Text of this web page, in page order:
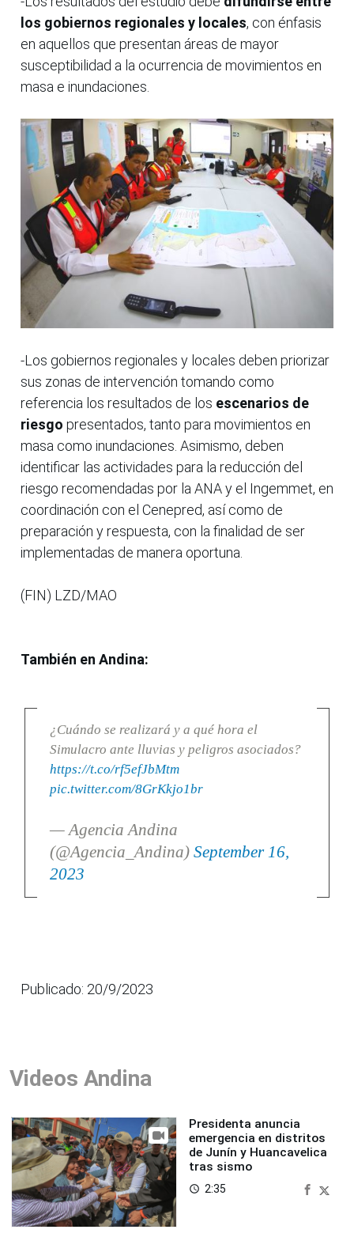
los gobiernos regionales y locales, con énfasis
en aquellos que presentan áreas de mayor
susceptibilidad a la ocurrencia de movimientos en
masa e inundaciones.
-Los gobiernos regionales y locales deben priorizar
sus zonas de intervención tomando como
referencia los resultados de los escenarios de
riesgo presentados, tanto para movimientos en
masa como inundaciones. Asimismo, deben
identificar las actividades para la reducción del
riesgo recomendadas por la ANA y el Ingemmet, en
coordinación con el Cenepred, así como de
preparación y respuesta, con la finalidad de ser
implementadas de manera oportuna.
(FIN) LZD/MAO
También en Andina:
¿Cuándo se realizará y a qué hora el
Simulacro ante lluvias y peligros asociados?
https://t.co/rf5efJbMtm
pic.twitter.com/8GrKkjo1br
— Agencia Andina
(@Agencia_Andina) September 16,
2023
Publicado: 20/9/2023
Videos Andina
Presidenta anuncia
emergencia en distritos
de Junín y Huancavelica
tras sismo
access_time 2:35